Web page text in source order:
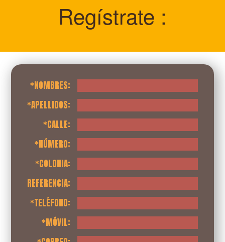
Regístrate :
*NOMBRES:
*APELLIDOS:
*CALLE:
*NÚMERO:
*COLONIA:
REFERENCIA:
*TELÉFONO:
*MÓVIL: